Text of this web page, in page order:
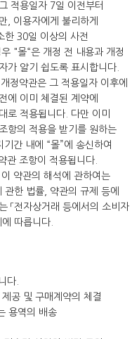
적용일자 7일 이전부터
, 이용자에게 불리하게
한 30일 이상의 사전
"몰“은 개정 전 내용과 개정
가 알기 쉽도록 표시합니다.
정약관은 그 적용일자 이후에
에 이미 체결된 계약에
로 적용됩니다. 다만 이미
항의 적용을 받기를 원하는
간 내에 “몰”에 송신하여
관 조항이 적용됩니다.
약관의 해석에 관하여는
한 법률, 약관의 규제 등에
「전자상거래 등에서의 소비자
따릅니다.
다.
공 및 구매계약의 체결
용역의 배송